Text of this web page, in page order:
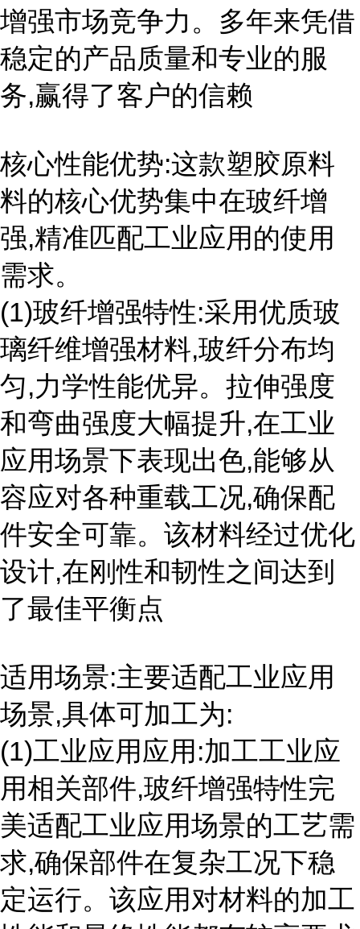
增强市场竞争力。多年来凭借
稳定的产品质量和专业的服
务,赢得了客户的信赖
核心性能优势:这款塑胶原料
料的核心优势集中在玻纤增
强,精准匹配工业应用的使用
需求。
(1)玻纤增强特性:采用优质玻
璃纤维增强材料,玻纤分布均
匀,力学性能优异。拉伸强度
和弯曲强度大幅提升,在工业
应用场景下表现出色,能够从
容应对各种重载工况,确保配
件安全可靠。该材料经过优化
设计,在刚性和韧性之间达到
了最佳平衡点
适用场景:主要适配工业应用
场景,具体可加工为:
(1)工业应用应用:加工工业应
用相关部件,玻纤增强特性完
美适配工业应用场景的工艺需
求,确保部件在复杂工况下稳
定运行。该应用对材料的加工